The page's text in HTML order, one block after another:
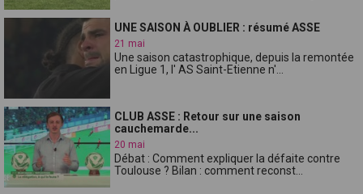
UNE SAISON À OUBLIER : résumé ASSE
21 mai
Une saison catastrophique, depuis la remontée
en Ligue 1, l' AS Saint-Etienne n'...
CLUB ASSE : Retour sur une saison
cauchemarde...
20 mai
Débat : Comment expliquer la défaite contre
Toulouse ? Bilan : comment reconst...